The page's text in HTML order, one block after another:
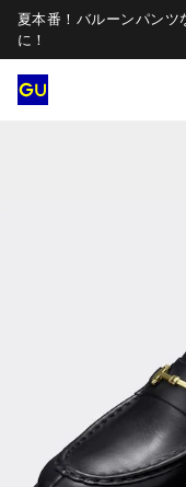
夏本番！バルーンパンツ
に！